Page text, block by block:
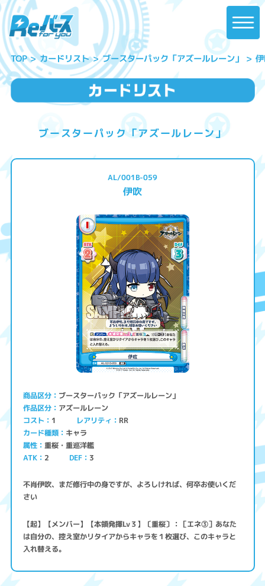
TOP カードリスト ブースターパック「アズールレーン」
ブースターパック「アズールレーン」
AL/001B-059
伊吹
商品区分 ブースターパック「アズールレーン」
作品区分 アズールレーン
コスト 1 レアリティ RR
カード種類 キャラ
属性 重桜・重巡洋艦
ATK 2 DEF 3
不肖伊吹、まだ修行中の身ですが、よろしければ、何卒お使いくだ
さい
【起】【メンバー】【本領発揮Lv３】〔重桜〕：［エネ③］あなた
は自分の、控え室かリタイアからキャラを１枚選び、このキャラと
入れ替える。